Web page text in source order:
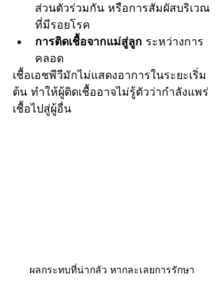
ส่วนตัวร่วมกัน หรือการสัมผัสบริเวณ
ที่มีรอยโรค
การติดเชื้อจากแม่สู่ลูก ระหว่างการ
คลอด
เชื้อเอชพีวีมักไม่แสดงอาการในระยะเริ่ม
ต้น ทำให้ผู้ติดเชื้ออาจไม่รู้ตัวว่ากำลังแพร่
เชื้อไปสู่ผู้อื่น
ผลกระทบที่น่ากลัว หากละเลยการรักษา